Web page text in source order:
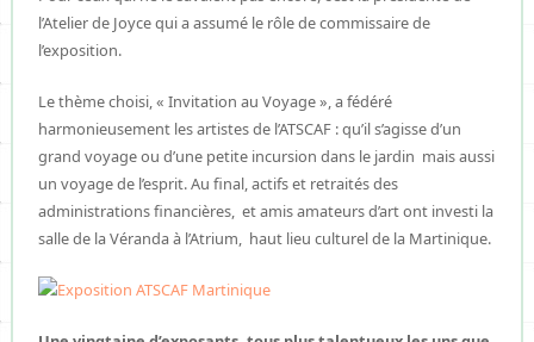
l’Atelier de Joyce qui a assumé le rôle de commissaire de
l’exposition.
Le thème choisi, « Invitation au Voyage », a fédéré
harmonieusement les artistes de l’ATSCAF : qu’il s’agisse d’un
grand voyage ou d’une petite incursion dans le jardin mais aussi
un voyage de l’esprit. Au final, actifs et retraités des
administrations financières, et amis amateurs d’art ont investi la
salle de la Véranda à l’Atrium, haut lieu culturel de la Martinique.